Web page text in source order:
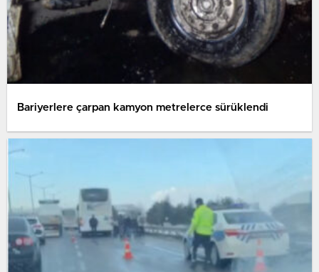
Bariyerlere çarpan kamyon metrelerce sürüklendi